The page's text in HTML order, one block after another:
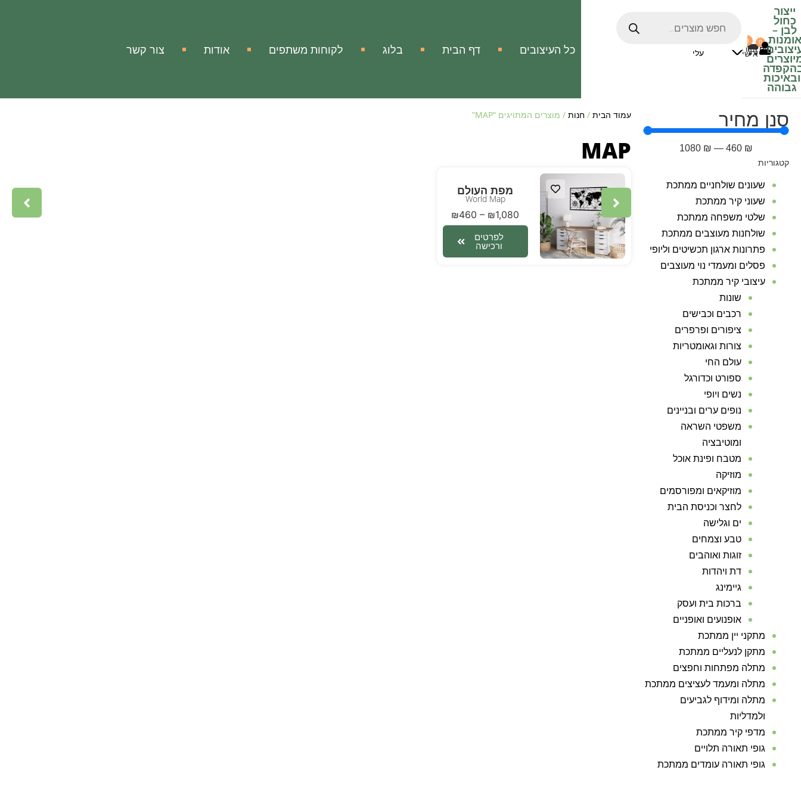
ייצור
כחול
לבן –
אומנות
ובאיכות
גבוהה
₪0
0
עלי
0
אזור
אישי כל העיצובים דף הבית בלוג לקוחות משתפים אודות צור קשר
סנן מחיר
₪
460
—
₪
1080
קטגוריות
שעונים שולחניים ממתכת
שעוני קיר ממתכת
שלטי משפחה ממתכת
שולחנות מעוצבים ממתכת
פתרונות ארגון תכשיטים וליופי
פסלים ומעמדי נוי מעוצבים
עיצובי קיר ממתכת
שונות
רכבים וכבישים
ציפורים ופרפרים
צורות וגאומטריות
עולם החי
ספורט וכדורגל
נשים ויופי
נופים ערים ובניינים
משפטי השראה
ומוטיבציה
מטבח ופינת אוכל
מוזיקה
מוזיקאים ומפורסמים
לחצר וכניסת הבית
ים וגלישה
טבע וצמחים
זוגות ואוהבים
דת ויהדות
גיימינג
ברכות בית ועסק
אופנועים ואופניים
מתקני יין ממתכת
מתקן לנעליים ממתכת
מתלה מפתחות וחפצים
מתלה ומעמד לעציצים ממתכת
מתלה ומידוף לגביעים
ולמדליות
מדפי קיר ממתכת
גופי תאורה תלויים
גופי תאורה עומדים ממתכת
עמוד הבית/ חנות/ מוצרים המתויגים “MAP”
MAP
מפת העולם
World Map
₪460 – ₪1,080
לפרטים
ורכישה